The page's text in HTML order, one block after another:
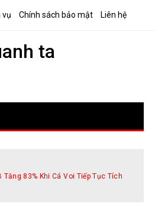
vụ Chính sách bảo mật Liên hệ
ta
Tăng 83% Khi Cá Voi Tiếp Tục Tích